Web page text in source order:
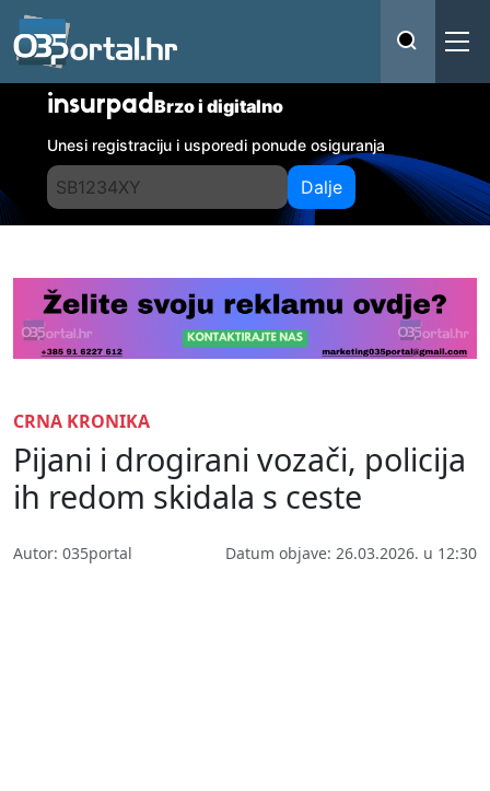
insurpadBrzo i digitalno
Unesi registraciju i usporedi ponude osiguranja
Dalje
CRNA KRONIKA
Pijani i drogirani vozači, policija
ih redom skidala s ceste
Autor: 035portal Datum objave: 26.03.2026. u 12:30